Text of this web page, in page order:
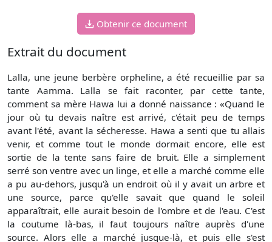
Obtenir ce document
Extrait du document
Lalla, une jeune berbère orpheline, a été recueillie par sa
tante Aamma. Lalla se fait raconter, par cette tante,
comment sa mère Hawa lui a donné naissance : «Quand le
jour où tu devais naître est arrivé, c'était peu de temps
avant l'été, avant la sécheresse. Hawa a senti que tu allais
venir, et comme tout le monde dormait encore, elle est
sortie de la tente sans faire de bruit. Elle a simplement
serré son ventre avec un linge, et elle a marché comme elle
a pu au-dehors, jusqu'à un endroit où il y avait un arbre et
une source, parce qu'elle savait que quand le soleil
apparaîtrait, elle aurait besoin de l'ombre et de l'eau. C'est
la coutume là-bas, il faut toujours naître auprès d'une
source. Alors elle a marché jusque-là, et puis elle s'est